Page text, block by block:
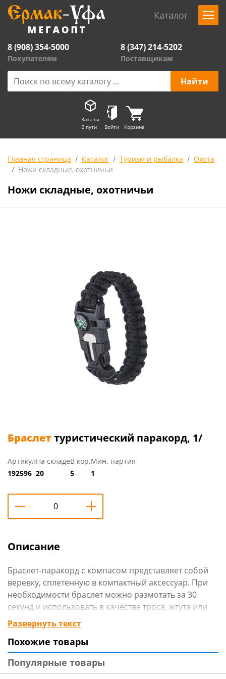
Каталог
8 (908) 354-5000
Покупателям
8 (347) 214-5202
Поставщикам
Заказы
В пути
Войти Корзина
Главная страница Каталог Туризм и рыбалка
Охота
Ножи складные, охотничьи
Ножи складные, охотничьи
Браслеттуристический паракорд, 1/
Артикул
192596
На складе
20
В кор.
5
Мин. партия
1
Описание
Браслет-паракорд с компасом представляет собой
веревку, сплетенную в компактный аксессуар. При
необходимости браслет можно размотать за 30
секунд и использовать в качестве троса, жгута или
ловушки. Браслет сделан из паракордовой веревки -
это один из самых прочных материалов для
плетения узлов, используйте в качестве охотничьего
или рыбацкого инструмента, также для
тренировочных целей, идеально подойдет для
Развернуть текст
Похожие товары
Популярные товары